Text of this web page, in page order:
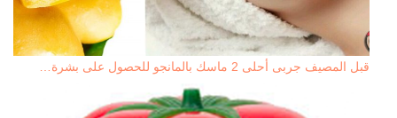
قبل المصيف جربى أحلى 2 ماسك بالمانجو للحصول على بشرة…